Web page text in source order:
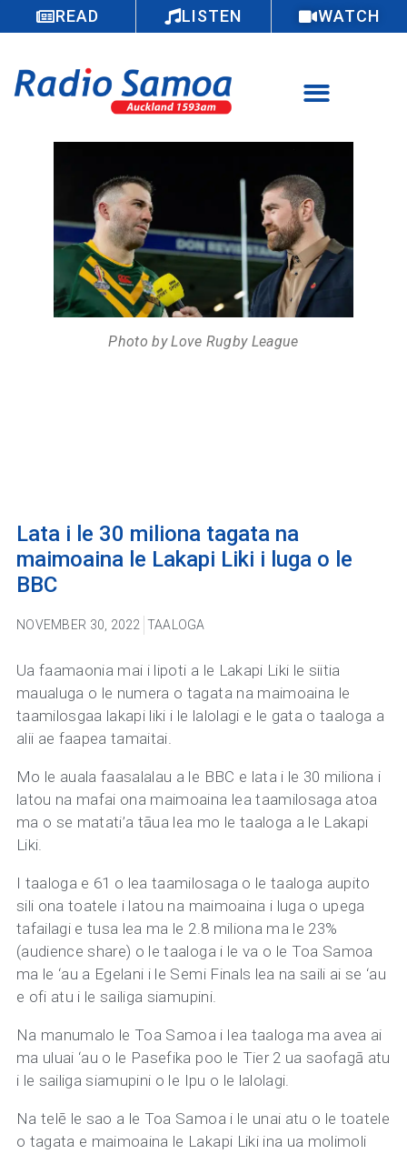
READ LISTEN WATCH
Photo by Love Rugby League
Lata i le 30 miliona tagata na
maimoaina le Lakapi Liki i luga o le
BBC
NOVEMBER 30, 2022 TAALOGA
Ua faamaonia mai i lipoti a le Lakapi Liki le siitia
maualuga o le numera o tagata na maimoaina le
taamilosgaa lakapi liki i le lalolagi e le gata o taaloga a
alii ae faapea tamaitai.
Mo le auala faasalalau a le BBC e lata i le 30 miliona i
latou na mafai ona maimoaina lea taamilosaga atoa
ma o se matati’a tāua lea mo le taaloga a le Lakapi
Liki.
I taaloga e 61 o lea taamilosaga o le taaloga aupito
sili ona toatele i latou na maimoaina i luga o upega
tafailagi e tusa lea ma le 2.8 miliona ma le 23%
(audience share) o le taaloga i le va o le Toa Samoa
ma le ‘au a Egelani i le Semi Finals lea na saili ai se ‘au
e ofi atu i le sailiga siamupini.
Na manumalo le Toa Samoa i lea taaloga ma avea ai
ma uluai ‘au o le Pasefika poo le Tier 2 ua saofagā atu
i le sailiga siamupini o le Ipu o le lalolagi.
Na telē le sao a le Toa Samoa i le unai atu o le toatele
o tagata e maimoaina le Lakapi Liki ina ua molimoli